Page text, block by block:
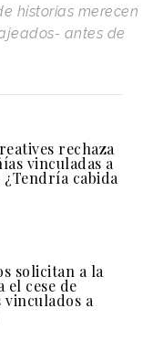
historias merecen
antes de
rechaza
vinculadas a
cabida
solicitan a la
cese de
a